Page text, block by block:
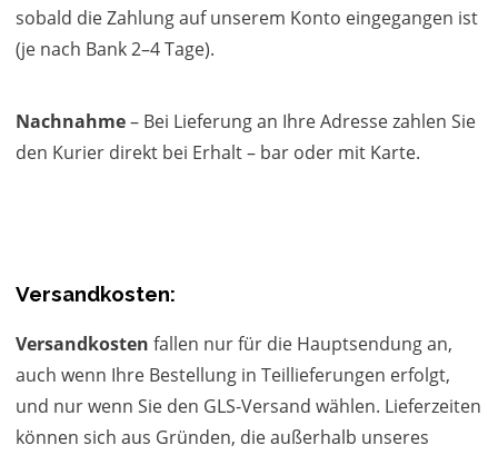
sobald die Zahlung auf unserem Konto eingegangen ist
(je nach Bank 2–4 Tage).
Nachnahme– Bei Lieferung an Ihre Adresse zahlen Sie
den Kurier direkt bei Erhalt – bar oder mit Karte.
Versandkosten:
Versandkosten fallen nur für die Hauptsendung an,
auch wenn Ihre Bestellung in Teillieferungen erfolgt,
und nur wenn Sie den GLS-Versand wählen. Lieferzeiten
können sich aus Gründen, die außerhalb unseres